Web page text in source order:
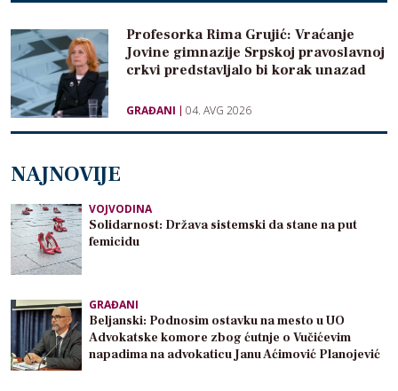
Profesorka Rima Grujić: Vraćanje
Jovine gimnazije Srpskoj pravoslavnoj
crkvi predstavljalo bi korak unazad
GRAĐANI 04. AVG 2026
NAJNOVIJE
VOJVODINA
Solidarnost: Država sistemski da stane na put
femicidu
GRAĐANI
Beljanski: Podnosim ostavku na mesto u UO
Advokatske komore zbog ćutnje o Vučićevim
napadima na advokaticu Janu Aćimović Planojević